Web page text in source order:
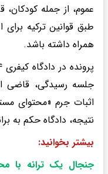
عموم، از جمله
طبق قوانین ترکیه
همراه داشته باشد.
جلسه رسیدگی، قاضی
اثبات جرم «محتوای
نتیجه، دادگاه حکم به
بیشتر بخوانید:
جنجال یک ترانه با